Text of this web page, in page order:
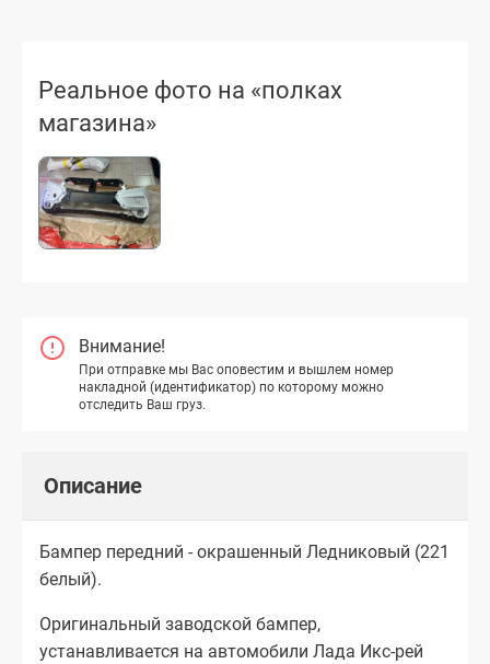
Реальное фото на «полках
магазина»
Внимание!
При отправке мы Вас оповестим и вышлем номер
накладной (идентификатор) по которому можно
отследить Ваш груз.
Описание
Бампер передний - окрашенный Ледниковый (221
белый).
Оригинальный заводской бампер,
устанавливается на автомобили Лада Икс-рей